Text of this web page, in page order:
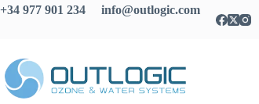
+34 977 901 234 info@outlogic.com